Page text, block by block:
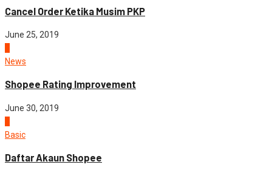
Cancel Order Ketika Musim PKP
June 25, 2019
News
Shopee Rating Improvement
June 30, 2019
Basic
Daftar Akaun Shopee